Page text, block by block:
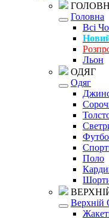
Головна
Всі
Льон
ОДЯГ
Одяг
Поло
Верхній